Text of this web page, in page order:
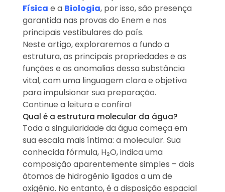
ajuda na compreensão de fenômenos
ambientais e biológicos como também é
vital para resolver questões
interdisciplinares nos exames. A água é
destacada como um solvente universal,
regulador térmico, e sua peculiar densidade
explica fenômenos como o gelo flutuando
em lagos, preservando a vida no inverno.
Estudar essas propriedades proporciona ao
estudante uma sólida base para enfrentar
questões no Enem, que frequentemente
contextualizam conhecimentos teóricos
em situações práticas e cotidianas.
Sugestões personalizadas
Física e a Biologia, por isso, são presença
garantida nas provas do Enem e nos
principais vestibulares do país.
Neste artigo, exploraremos a fundo a
estrutura, as principais propriedades e as
funções e as anomalias dessa substância
vital, com uma linguagem clara e objetiva
para impulsionar sua preparação.
Continue a leitura e confira!
Qual é a estrutura molecular da água?
Toda a singularidade da água começa em
sua escala mais íntima: a molecular. Sua
conhecida fórmula, H₂O, indica uma
composição aparentemente simples – dois
átomos de hidrogênio ligados a um de
oxigênio. No entanto, é a disposição espacial